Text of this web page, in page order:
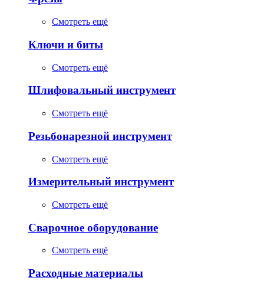
Смотреть ещё
Ключи и биты
Смотреть ещё
Шлифовальный инструмент
Смотреть ещё
Резьбонарезной инструмент
Смотреть ещё
Измерительный инструмент
Смотреть ещё
Сварочное оборудование
Смотреть ещё
Расходные материалы